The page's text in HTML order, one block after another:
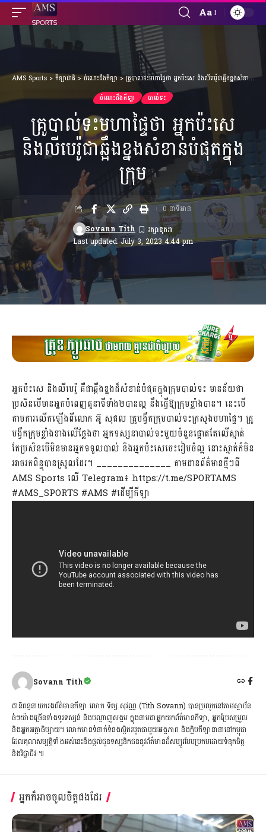
Font
Aa
AMS Sports > កីឡាជាតិ>ចំណេះដឹងកីឡា>គ្រូបាល់ទះមហាផ្ទៃថា អ្នកប៉ះសេ និងលីបេរ៉ូជាឆ្អឹងខ្នងសំខាន់បំផុតក្នុងក្រុម
ចំណេះដឹងកីឡា បាល់ទះ
គ្រូបាល់ទះមហាផ្ទៃថា អ្នកប៉ះសេ
និងលីបេរ៉ូជាឆ្អឹងខ្នងសំខាន់បំផុតក្នុង
ក្រុម
Last updated: July 3, 2023 4:44 pm
Sovann Tith
0 នាទីអាន
អ្នកប៉ះសេ និងលីបេរ៉ូ គឺជាឆ្អឹងខ្នងដ៏សំខាន់បំផុតក្នុងក្រុមបាល់ទះ មានន័យថា
ប្រសិនបើមានអ្នកបំពេញតួនាទីទាំង២បានល្អ នឹងធ្វើឱ្យក្រុមខ្លាំងបាន។ នេះបើ
តាមការលើកឡើងពីលោក អ៊ូ សុផល គ្រូបង្វឹកក្រុមបាល់ទះក្រសួងមហាផ្ទៃ។ គ្រូ
បង្វឹកក្រុមខ្លាំងខាងលើថ្លែងថា អ្នកទស្សនាបាល់ទះមួយចំនួនផ្ដោតតែលើស្មាត់
តែប្រសិនបើមិនមានអ្នកទទួលបាល់ និងអ្នកប៉ះសេចេះរៀបចំល្អ នោះស្មាត់ក៏មិន
អាចរកពិន្ទុបានស្រួលដែរ។ ______________ តាមដានព័ត៌មានថ្មីៗពី
AMS Sports លើ Telegram៖ https://t.me/SPORTAMS
#AMS_SPORTS #AMS #ដើម្បីកីឡា
Sovann Tith
ជានិពន្ធនាយករងព័ត៌មានកីឡា លោក ទិត្យ សុវណ្ណ (Tith Sovann) បានប្រលូកនៅតាមស្ថាប័ន
ធំៗយ៉ាងច្រើនទាំងទូរទស្សន៍ និងបណ្ដាញសង្គម ក្នុងនាមជាអ្នកយកព័ត៌មានកីឡា, អ្នកប្រែសម្រួល
និងអ្នកអត្ថាធិប្បាយ។ លោកមានទំនាក់ទំនងស្អិតរមួតជាមួយអង្គភាព និងក្លិបកីឡានានានៅកម្ពុជា
ដែលគុណសម្បត្តិទាំងអស់នេះនឹងផ្ដល់ជូនទស្សនិកជននូវព័ត៌មានដ៏សម្បូរបែបប្រកបដោយទំនុកចិត្ត
និងវិជ្ជាជីវៈ៕
អ្នកក៏អាចចូលចិត្តផងដែរ